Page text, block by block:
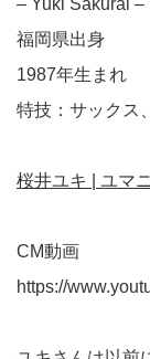
– Yuki Sakurai –
福岡県出身
1987年生まれ
特技：サックス
桜井ユキ | ユマ
CM動画
https://